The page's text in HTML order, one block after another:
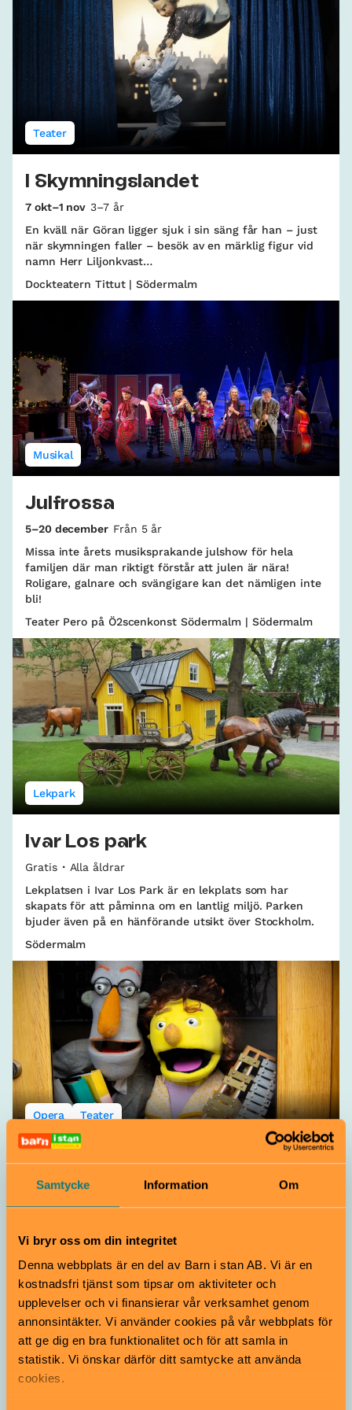
Samtycke Information Om
Vi bryr oss om din integritet
Denna webbplats är en del av Barn i stan AB. Vi är en
kostnadsfri tjänst som tipsar om aktiviteter och
upplevelser och vi finansierar vår verksamhet genom
annonsintäkter. Vi använder cookies på vår webbplats för
att ge dig en bra funktionalitet och för att samla in
statistik. Vi önskar därför ditt samtycke att använda
cookies.
Teater
I Skymningslandet
7 okt–1 nov 3–7 år
En kväll när Göran ligger sjuk i sin säng får han – just
när skymningen faller – besök av en märklig figur vid
namn Herr Liljonkvast…
Dockteatern Tittut | Södermalm
Musikal
Julfrossa
5–20 december Från 5 år
Missa inte årets musiksprakande julshow för hela
familjen där man riktigt förstår att julen är nära!
Roligare, galnare och svängigare kan det nämligen inte
bli!
Teater Pero på Ö2scenkonst Södermalm | Södermalm
Lekpark
Ivar Los park
Gratis
Alla åldrar
Lekplatsen i Ivar Los Park är en lekplats som har
skapats för att påminna om en lantlig miljö. Parken
bjuder även på en hänförande utsikt över Stockholm.
Södermalm
Opera Teater
Dockvikariepoolen
16–20 december
4–9 år
Hans & Sonja från Dockvikariepoolen är alltid redo att
Självklart. Opera? Varför inte!
Dockteatern Tittut | Södermalm